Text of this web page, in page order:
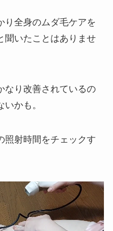
り全身のムダ毛ケアを
聞いたことはありませ
なり改善されているの
かも。
射時間をチェックす